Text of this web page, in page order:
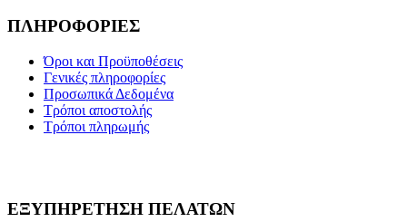
ΠΛΗΡΟΦΟΡΙΕΣ
Όροι και Προϋποθέσεις
Γενικές πληροφορίες
Προσωπικά Δεδομένα
Τρόποι αποστολής
Τρόποι πληρωμής
ΕΞΥΠΗΡΕΤΗΣΗ ΠΕΛΑΤΩΝ